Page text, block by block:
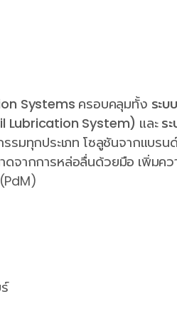
Systems ครอบคลุมทั้ง ระบบ
Lubrication System) และ ร
รมทุกประเภท โซลูชันจากแบรน
ดจากการหล่อลื่นด้วยมือ เพิ่มคว